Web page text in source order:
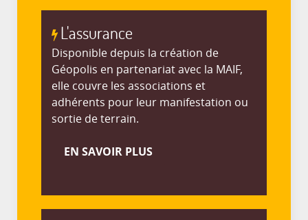
L'assurance
Disponible depuis la création de
Géopolis en partenariat avec la MAIF,
elle couvre les associations et
adhérents pour leur manifestation ou
sortie de terrain.
EN SAVOIR PLUS